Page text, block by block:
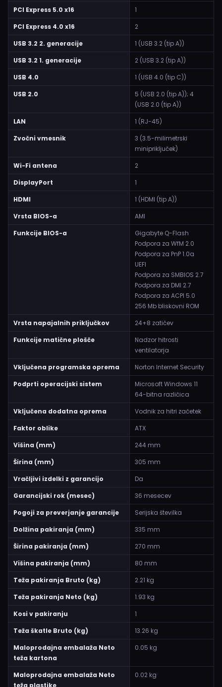
PCI Express 5.0 x16
1
PCI Express 4.0 x16
2
USB 3.2 2. generacije
1 (USB 3.2 (tip A))
USB 3.2 1. generacije
2 (USB 3.2 (tip A))
USB 4.0
1 (USB 4.0 (tip C))
USB 2.0
5 (USB 2.0 (tip A)); 4
(USB 2.0 (tip A))
LAN
1 (RJ-45)
Zvočni vmesnik
3 (3.5-milimetrski
minipriključek)
Wi-Fi antena
2
DisplayPort
1
HDMI
1 (HDMI (tip A))
Vrsta BIOS-a
AMI
Funkcije BIOS-a
Gigabyte Q-Flash
Podpora za WfM 2.0
Podpora za PnP 1.0a
UEFI
Podpora za SMBIOS 2.7
Podpora za DMI 2.7
Podpora za ACPI 5.0
256 Mb bliskovni ROM
Vrsta napajalnih priključkov
24+8 zatičev
Funkcije matične plošče
Nadzor hitrosti
ventilatorja
Vključena programska oprema
Norton Internet Security
Podprti operacijski sistem
Microsoft Windows 11
64-bitna različica
Vključena dodatna oprema
Vodnik za hitri začetek
Faktor oblike
ATX
Višina (mm)
244 mm
Širina (mm)
305 mm
Vračljivi izdelki z garancijo
Da
Garancijski rok (mesec)
36 mesecev
Pogoji za preverjanje garancije
Serijska številka
Dolžina pakiranja (mm)
335 mm
Širina pakiranja (mm)
270 mm
Višina pakiranja (mm)
80 mm
Teža pakiranja Bruto (kg)
2.21 kg
Teža pakiranja Neto (kg)
1.93 kg
Kosi v pakiranju
1
Teža škatle Bruto (kg)
13.26 kg
Maloprodajna embalaža Neto
teža kartona
0.05 kg
Maloprodajna embalaža Neto
teža plastike
0.02 kg